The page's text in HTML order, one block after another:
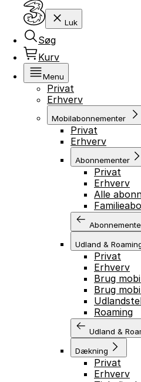
Luk
Søg
Kurv
Menu
Privat
Erhverv
Mobilabonnementer
Privat
Erhverv
Abonnementer
Privat
Erhverv
Alle
Udland &
Privat
Erhverv
Brug
Brug
Roaming
Udland &
Dækning
Privat
Erhverv